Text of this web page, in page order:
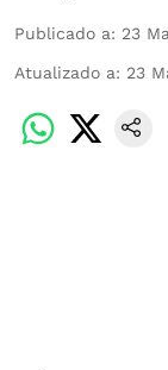
Publicado a: 23
Atualizado a: 23